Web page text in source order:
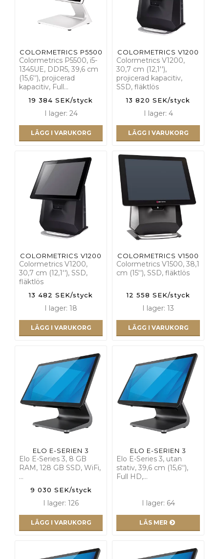
COLORMETRICS P5500
Colormetrics P5500, i5-
1345UE, DDR5, 39,6 cm
(15,6''), projicerad
kapacitiv, Full…
19 384 SEK/styck
I lager: 24
LÄGG I VARUKORG
COLORMETRICS V1200
Colormetrics V1200,
30,7 cm (12,1''),
projicerad kapacitiv,
SSD, fläktlös
13 820 SEK/styck
I lager: 4
LÄGG I VARUKORG
COLORMETRICS V1200
Colormetrics V1200,
30,7 cm (12,1''), SSD,
fläktlös
13 482 SEK/styck
I lager: 18
LÄGG I VARUKORG
COLORMETRICS V1500
Colormetrics V1500, 38,1
cm (15''), SSD, fläktlös
12 558 SEK/styck
I lager: 13
LÄGG I VARUKORG
ELO E-SERIEN 3
Elo E-Series 3, 8 GB
RAM, 128 GB SSD, WiFi,
…
9 030 SEK/styck
I lager: 126
LÄGG I VARUKORG
ELO E-SERIEN 3
Elo E-Series 3, utan
stativ, 39,6 cm (15,6''),
Full HD,…
I lager: 64
LÄS MER